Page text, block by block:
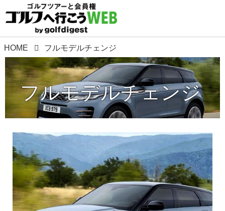
HOME フルモデルチェンジ
フルモデルチェンジ